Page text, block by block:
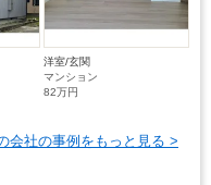
洋室/玄関
マンション
82万円
会社の事例をもっと見る >